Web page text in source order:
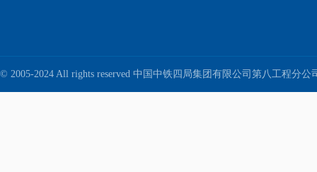
© 2005-2024 All rights reserved 中国中铁四局集团有限公司第八工程分